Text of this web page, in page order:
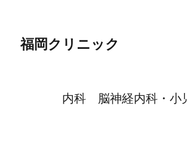
福岡クリニック
内科 脳神経内科・小